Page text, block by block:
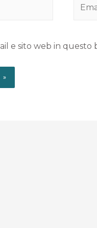
e sito web in